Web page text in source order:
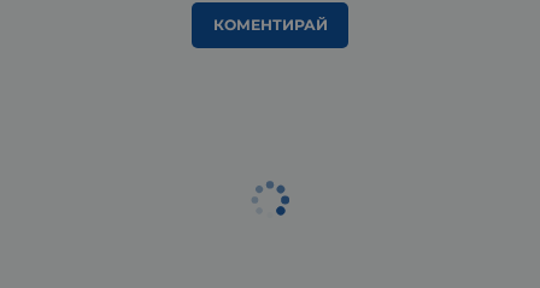
КОМЕНТИРАЙ